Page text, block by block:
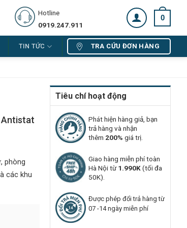
Hotline
0919.247.911
0
TIN TỨC TRA CỨU ĐƠN HÀNG
Tiêu chí hoạt động
Phát hiện hàng giả, bạn
trả hàng và nhận
thêm 200% giá trị.
Giao hàng miễn phí toàn
Hà Nội từ1.990K(tối đa
50K).
Được phép đổi trả hàng từ
07 -14 ngày miễn phí
Antistat
phòng
các khu